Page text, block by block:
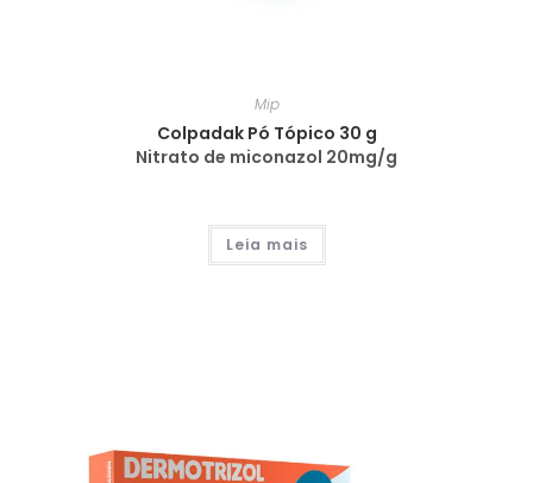
Mip
Colpadak Pó Tópico 30 g
Nitrato de miconazol 20mg/g
Leia mais